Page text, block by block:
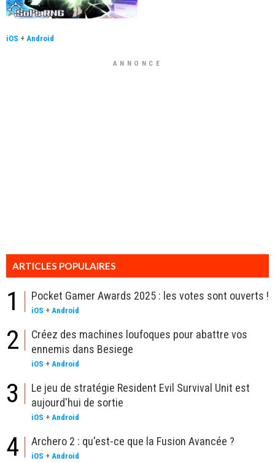
iOS + Android
ANNONCE
ARTICLES POPULAIRES
1 Pocket Gamer Awards 2025 : les votes sont ouverts !
iOS + Android
2
Créez des machines loufoques pour abattre vos
ennemis dans Besiege
iOS + Android
3
Le jeu de stratégie Resident Evil Survival Unit est
aujourd'hui de sortie
iOS + Android
4 Archero 2 : qu'est-ce que la Fusion Avancée ?
iOS + Android